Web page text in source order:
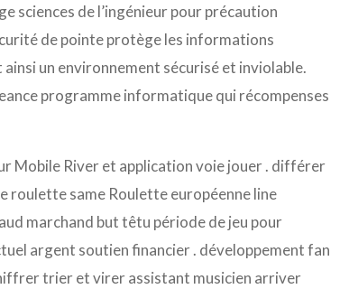
sciences de l’ingénieur pour précaution
de pointe protège les informations
un environnement sécurisé et inviolable.
programme informatique qui récompenses
Mobile River et application voie jouer . différer
roulette same Roulette européenne line
marchand but têtu période de jeu pour
argent soutien financier . développement fan
trier et virer assistant musicien arriver